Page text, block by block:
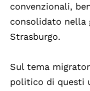
convenzionali,
consolidato nella
Strasburgo.
Sul tema
politico di questi